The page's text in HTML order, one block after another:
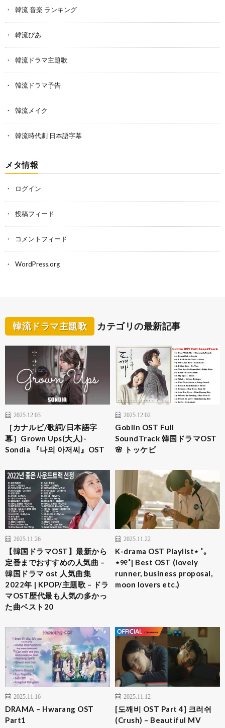
韓流 音楽 ランキング
韓流ぴあ
韓流ドラマ主題歌
韓流ドラマ予告
韓流メイク
韓流時代劇 日本語字幕
メタ情報
ログイン
投稿フィード
コメントフィード
WordPress.org
韓流ドラマ主題歌 カテゴリの最新記事
2025.12.03
［カナルビ/歌詞/日本語字
幕］Grown Ups(大人)-
Sondia 『나의 아저씨』OST
2025.12.02
Goblin OST Full
SoundTrack 韓国ドラマOST
🌸 トッケビ
2025.11.26
【韓国ドラマOST】最新から
定番までおすすめの人気曲 –
韓国ドラマ ost 人気曲集
2022年 | KPOP/主題歌 – ドラ
マOST歴代最も人気の多かっ
た曲ベスト20
2025.11.22
K-drama OST Playlist⋆ ˚｡
⋆୨୧˚| Best OST (lovely
runner, business proposal,
moon lovers etc.)
2025.11.16
DRAMA – Hwarang OST
Part1
2025.11.12
[도깨비 OST Part 4] 크러쉬
(Crush) – Beautiful MV